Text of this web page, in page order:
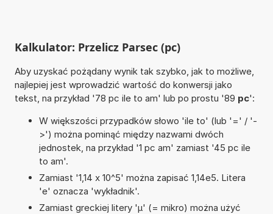
Kalkulator: Przelicz Parsec (pc)
Aby uzyskać pożądany wynik tak szybko, jak to możliwe,
najlepiej jest wprowadzić wartość do konwersji jako
tekst, na przykład '78 pc ile to am' lub po prostu '89 pc':
W większości przypadków słowo 'ile to' (lub '=' / '-
>') można pominąć między nazwami dwóch
jednostek, na przykład '1 pc am' zamiast '45 pc ile
to am'.
Zamiast '1,14 x 10^5' można zapisać 1,14e5. Litera
'e' oznacza 'wykładnik'.
Zamiast greckiej litery 'µ' (= mikro) można użyć